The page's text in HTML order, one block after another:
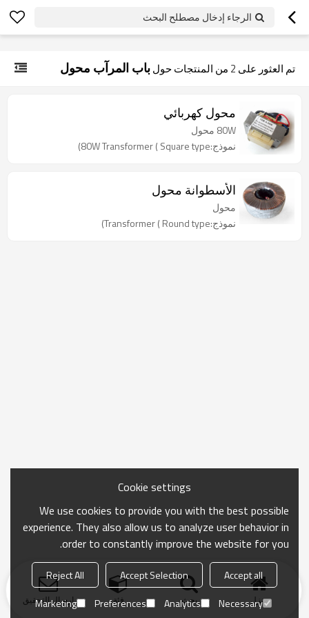
googlea70fe95786458a77.html
الرجاء إدخال مصطلح البحث
تم العثور على 2 من المنتجات حولباب المرآب محول
محول كهربائي
80W محول
نموذج:80W Transformer ( Square type)
الأسطوانة محول
محول
نموذج:Transformer ( Round type)
منزل بحث فئة ارسال التحقيق
Cookie settings
We use cookies to provide you with the best possible
experience. They also allow us to analyze user behavior in
order to constantly improve the website for you.
Accept all
Accept Selection
Reject All
Necessary
Analytics
Preferences
Marketing